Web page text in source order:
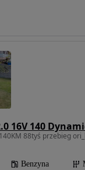
16V 140
Benzyna